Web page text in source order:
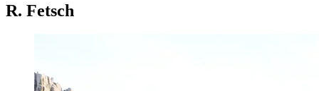
R. Fetsch